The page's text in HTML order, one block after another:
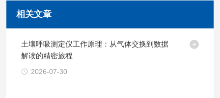
相关文章
土壤呼吸测定仪工作原理：从气体交换到数据
解读的精密旅程
2026-07-30